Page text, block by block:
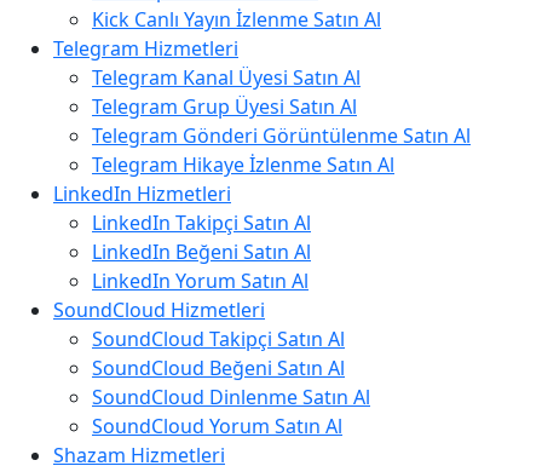
Kick Canlı Yayın İzlenme Satın Al
Telegram Hizmetleri
Telegram Kanal Üyesi Satın Al
Telegram Grup Üyesi Satın Al
Telegram Gönderi Görüntülenme Satın Al
Telegram Hikaye İzlenme Satın Al
LinkedIn Hizmetleri
LinkedIn Takipçi Satın Al
LinkedIn Beğeni Satın Al
LinkedIn Yorum Satın Al
SoundCloud Hizmetleri
SoundCloud Takipçi Satın Al
SoundCloud Beğeni Satın Al
SoundCloud Dinlenme Satın Al
SoundCloud Yorum Satın Al
Shazam Hizmetleri